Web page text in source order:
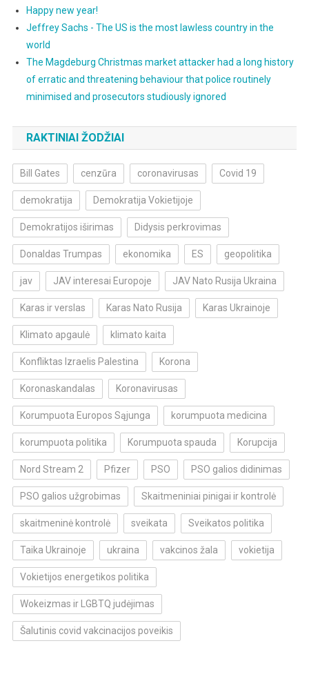
Happy new year!
Jeffrey Sachs - The US is the most lawless country in the
world
The Magdeburg Christmas market attacker had a long history
of erratic and threatening behaviour that police routinely
minimised and prosecutors studiously ignored
RAKTINIAI ŽODŽIAI
Bill Gates cenzūra coronavirusas Covid 19
demokratija Demokratija Vokietijoje
Demokratijos iširimas Didysis perkrovimas
Donaldas Trumpas ekonomika ES geopolitika
jav JAV interesai Europoje JAV Nato Rusija Ukraina
Karas ir verslas Karas Nato Rusija Karas Ukrainoje
Klimato apgaulė klimato kaita
Konfliktas Izraelis Palestina Korona
Koronaskandalas Koronavirusas
Korumpuota Europos Sąjunga korumpuota medicina
korumpuota politika Korumpuota spauda Korupcija
Nord Stream 2 Pfizer PSO PSO galios didinimas
PSO galios užgrobimas Skaitmeniniai pinigai ir kontrolė
skaitmeninė kontrolė sveikata Sveikatos politika
Taika Ukrainoje ukraina vakcinos žala vokietija
Vokietijos energetikos politika
Wokeizmas ir LGBTQ judėjimas
Šalutinis covid vakcinacijos poveikis